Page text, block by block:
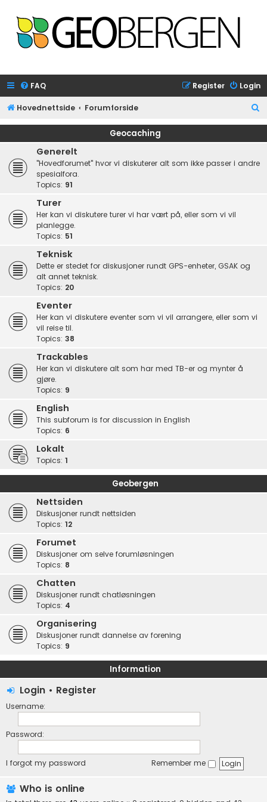
FAQ Login
Register
Hovednettside Forumforside
e
Geocaching
Generelt
"Hovedforumet" hvor vi diskuterer alt som ikke passer i andre
spesialfora.
Topics: 91
Turer
Her kan vi diskutere turer vi har vært på, eller som vi vil
planlegge.
Topics: 51
Teknisk
Dette er stedet for diskusjoner rundt GPS-enheter, GSAK og
alt annet teknisk.
Topics: 20
Eventer
Her kan vi diskutere eventer som vi vil arrangere, eller som vi
vil reise til.
Topics: 38
Trackables
Her kan vi diskutere alt som har med TB-er og mynter å
gjøre.
Topics: 9
English
This subforum is for discussion in English
Topics: 6
Lokalt
Topics: 1
Geobergen
Nettsiden
Diskusjoner rundt nettsiden
Topics: 12
Forumet
Diskusjoner om selve forumløsningen
Topics: 8
Chatten
Diskusjoner rundt chatløsningen
Topics: 4
Organisering
Diskusjoner rundt dannelse av forening
Topics: 9
Information
Login • Register
Username:
Password:
I forgot my password Remember me
Who is online